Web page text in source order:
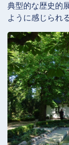
典型的な歴史的
ように感じられ